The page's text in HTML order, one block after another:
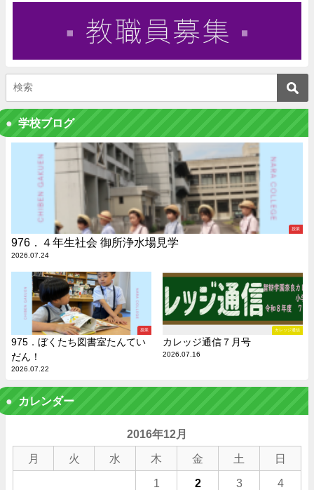
学校ブログ
授業
976．４年生社会 御所浄水場見学
2026.07.24
授業
975．ぼくたち図書室たんてい
だん！
2026.07.22
カレッジ通信
カレッジ通信７月号
2026.07.16
カレンダー
2016年12月
月 火 水 木 金 土 日
1 2 3 4